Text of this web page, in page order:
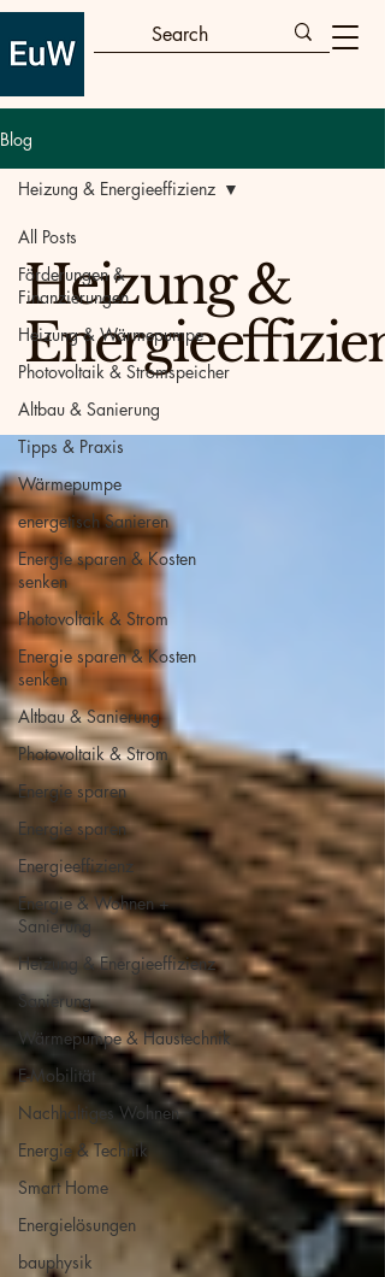
Blog
All Posts
Förderungen &
Finanzierungen
Heizung & Wärmepumpe
Photovoltaik & Stromspeicher
Altbau & Sanierung
Tipps & Praxis
Wärmepumpe
energetisch Sanieren
Energie sparen & Kosten
senken
Photovoltaik & Strom
Energie sparen & Kosten
senken
Altbau & Sanierung
Photovoltaik & Strom
Energie sparen
Energie sparen
Energieeffizienz
Energie & Wohnen +
Sanierung
Heizung & Energieeffizienz
Sanierung
Wärmepumpe & Haustechnik
E-Mobilität
Nachhaltiges Wohnen
Energie & Technik
Smart Home
Energielösungen
bauphysik
Heizung & Energieeffizienz
Heizung &